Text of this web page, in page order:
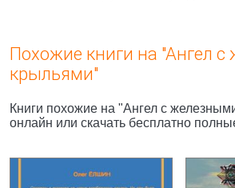
Похожие книги на "Ангел
крыльями"
Книги похожие на "Ангел с
онлайн или скачать бесплатно